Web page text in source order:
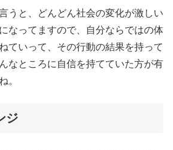
うと、どんどん社会の変化が激しい
なってますので、自分ならではの体
ていって、その行動の結果を持って
なところに自信を持てていた方が有
。
ジ